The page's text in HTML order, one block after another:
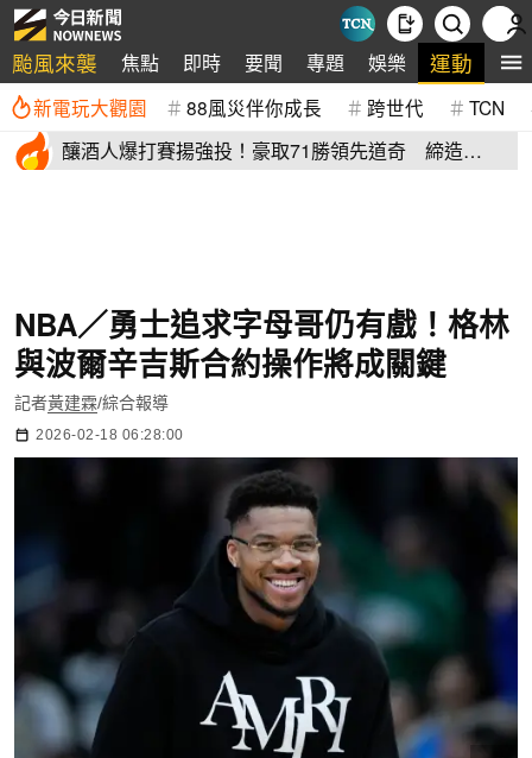
颱風來襲 焦點 即時 要聞 專題 娛樂 運動 全
新電玩大觀園 88風災伴你成長 跨世代 TCN
釀酒人爆打賽揚強投！豪取71勝領先道奇 締造
NBA／勇士追求字母哥仍有戲！格林
與波爾辛吉斯合約操作將成關鍵
記者黃建霖/綜合報導
2026-02-18 06:28:00